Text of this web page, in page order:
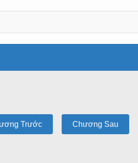
Trước Chương Sau